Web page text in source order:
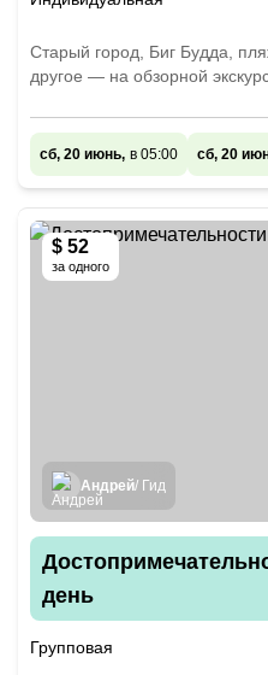
Старый город, Биг Будда,
другое — на обзорной
сб, 20 июнь, в 05:00 сб, 20
$ 52
за одного
Андрей/ Гид
день
Групповая